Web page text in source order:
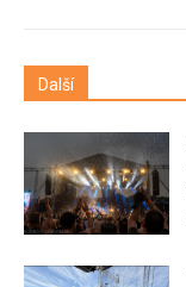
Další